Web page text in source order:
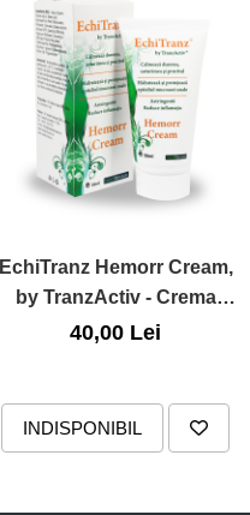
EchiTranz Hemorr Cream,
by TranzActiv - Crema
Pentru Hemoroizi cu Active
40,00 Lei
INDISPONIBIL